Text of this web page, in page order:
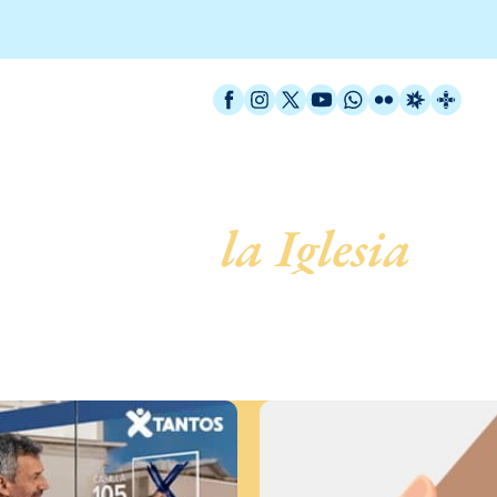
Facebook
Instagram
X / Twitter
YouTube
WhatsApp
FlickrRadio
la Iglesia